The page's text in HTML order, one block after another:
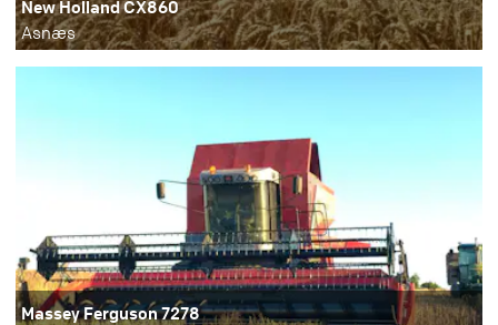
New Holland CX860
Asnæs
Massey Ferguson 7278